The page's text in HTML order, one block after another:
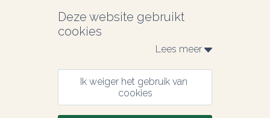
Deze website gebruikt
cookies
Lees meer
Ik weiger het gebruik van
cookies